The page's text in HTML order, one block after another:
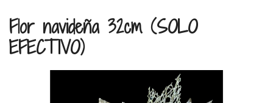
Flor navideña 32cm (SOLO
EFECTIVO)